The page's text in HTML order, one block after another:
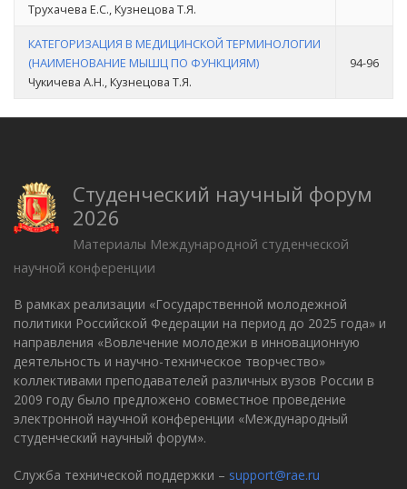
Трухачева Е.С., Кузнецова Т.Я.
КАТЕГОРИЗАЦИЯ В МЕДИЦИНСКОЙ ТЕРМИНОЛОГИИ
(НАИМЕНОВАНИЕ МЫШЦ ПО ФУНКЦИЯМ)
Чукичева А.Н., Кузнецова Т.Я.
94-96
Студенческий научный форум
2026
Материалы Международной студенческой
научной конференции
В рамках реализации «Государственной молодежной
политики Российской Федерации на период до 2025 года» и
направления «Вовлечение молодежи в инновационную
деятельность и научно-техническое творчество»
коллективами преподавателей различных вузов России в
2009 году было предложено совместное проведение
электронной научной конференции «Международный
студенческий научный форум».
Служба технической поддержки – support@rae.ru